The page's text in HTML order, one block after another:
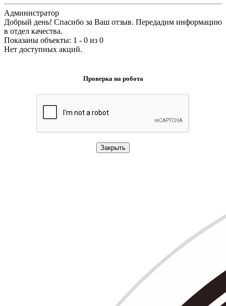
Администратор
Добрый день! Спасибо за Ваш отзыв. Передадим информацию
в отдел качества.
Показаны объекты: 1 - 0 из 0
Нет доступных акций.
Проверка на робота
Закрыть